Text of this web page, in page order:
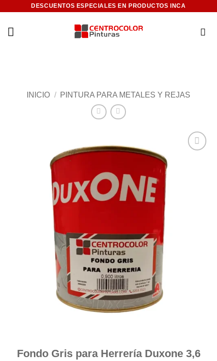
contenido
DESCUENTOS ESPECIALES EN PRODUCTOS INCA
INICIO / PINTURA PARA METALES Y REJAS
Fondo Gris para Herrería Duxone 3,6